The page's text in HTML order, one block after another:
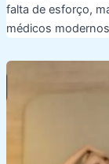
falta de esforço,
médicos